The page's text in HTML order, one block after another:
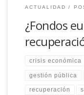
ACTUALIDAD
¿Fondos
crisis económica
gestión pública
recuperación